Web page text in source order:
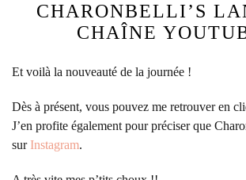
CHARONBELLI’S
CHAÎNE
Et voilà la nouveauté de la journée !
Dès à présent, vous pouvez me retrouver en
J’en profite également pour préciser que
sur Instagram.